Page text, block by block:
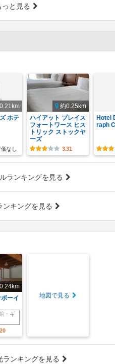
と見る
ホテ
なし
約0.25km
ハイアット プレイス
フォートワース ヒス
トリック ストックヤ
ーズ
3.31
Hotel
raph
ランキングを見る
ンキングを見る
0.24km
ーイ
・ギ
地図で見る
ランキングを見る